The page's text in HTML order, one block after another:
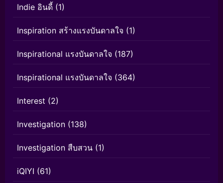
Indie อินดี้ (1)
Inspiration สร้างแรงบันดาลใจ (1)
Inspirational แรงบันดาลใจ (187)
Inspirational แรงบันดาลใจ (364)
Interest (2)
Investigation (138)
Investigation สืบสวน (1)
iQIYI (61)